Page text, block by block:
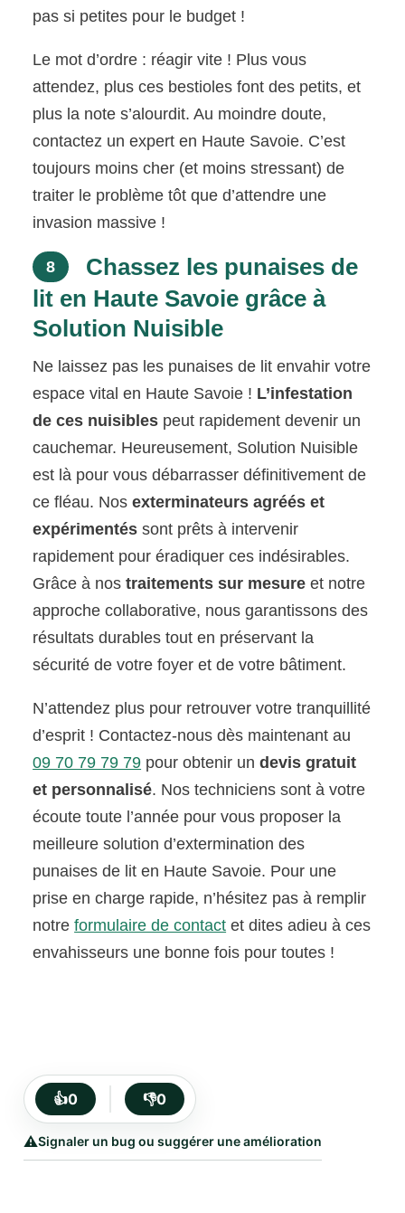
pas si petites pour le budget !
Le mot d’ordre : réagir vite ! Plus vous
attendez, plus ces bestioles font des petits, et
plus la note s’alourdit. Au moindre doute,
contactez un expert en Haute Savoie. C’est
toujours moins cher (et moins stressant) de
traiter le problème tôt que d’attendre une
invasion massive !
8
Chassez les punaises de
lit en Haute Savoie grâce à
Solution Nuisible
Ne laissez pas les punaises de lit envahir votre
espace vital en Haute Savoie ! L’infestation
de ces nuisibles peut rapidement devenir un
cauchemar. Heureusement, Solution Nuisible
est là pour vous débarrasser définitivement de
ce fléau. Nosexterminateurs agréés et
expérimentés sont prêts à intervenir
rapidement pour éradiquer ces indésirables.
Grâce à nostraitements sur mesure et notre
approche collaborative, nous garantissons des
résultats durables tout en préservant la
sécurité de votre foyer et de votre bâtiment.
N’attendez plus pour retrouver votre tranquillité
d’esprit ! Contactez-nous dès maintenant au
09 70 79 79 79 pour obtenir undevis gratuit
et personnalisé. Nos techniciens sont à votre
écoute toute l’année pour vous proposer la
meilleure solution d’extermination des
punaises de lit en Haute Savoie. Pour une
prise en charge rapide, n’hésitez pas à remplir
notreformulaire de contact et dites adieu à ces
envahisseurs une bonne fois pour toutes !
👍0 👎0
⚠️Signaler un bug ou suggérer une amélioration